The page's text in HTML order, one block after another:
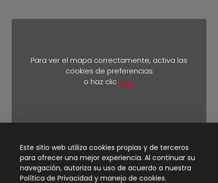
Para ver el mapa correctamente, activa las
cookies de preferencias
o haz clic aquí
Km 5 ½ vía Durán Yaguachi.
Este sitio web utiliza cookies propias y de terceros
para ofrecer una mejor experiencia. Al continuar su
navegación, autoriza su uso de acuerdo a nuestra
Política de Privacidad y manejo de cookies.